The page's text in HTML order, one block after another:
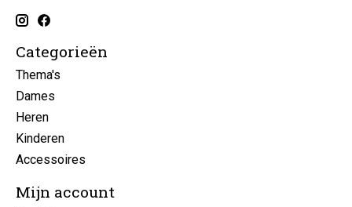
Categorieën
Thema's
Dames
Heren
Kinderen
Accessoires
Mijn account